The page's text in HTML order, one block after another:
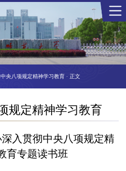
央八项规定精神学习教育 · 正文
规定精神学习教育
入贯彻中央八项规定精
育专题读书班